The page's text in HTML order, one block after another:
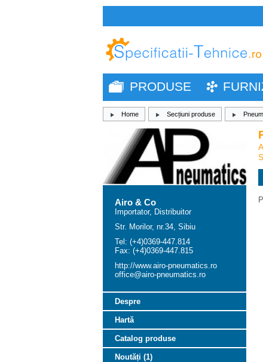
PRODUSE
Home Secțiuni produse
Airo & Co
Importator, Distribuitor
Str. Morilor, nr.34, Sibiu
Tel: (+4)0369-447.814
Fax: (+4)0369-447.815
http://www.airo-pneumatics.ro
office@airo-pneumatics.ro
Despre
Hartă
Catalog produse
Noutăți (1)